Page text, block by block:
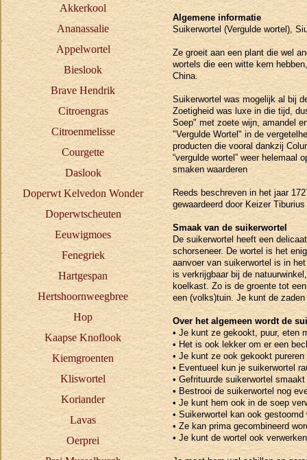
Algemene informatie
Suikerwortel (Vergulde wortel),
Ze groeit aan een plant die wel
wortels die een witte kern
China.
Suikerwortel was mogelijk al bij
Zoetigheid was luxe in die tijd,
Soep" met zoete wijn, amandel
"Vergulde Wortel" in de
producten die vooral dankzij
“vergulde wortel” weer helemaal
smaken waarderen
Reeds beschreven in het jaar
gewaardeerd door Keizer
Smaak van de suikerwortel
De suikerwortel heeft een
schorseneer. De wortel is het
aanvoer van suikerwortel is in
is verkrijgbaar bij de
koelkast. Zo is de groente tot
een (volks)tuin. Je kunt de
Over het algemeen wordt de
• Je kunt ze gekookt, puur, eten
• Het is ook lekker om er een
• Je kunt ze ook gekookt
• Eventueel kun je suikerwortel
• Gefrituurde suikerwortel
• Bestrooi de suikerwortel nog
• Je kunt hem ook in de soep
• Suikerwortel kan ook gestoomd
• Ze kan prima gecombineerd
• Je kunt de wortel ook
Akkerkool
Ananassalie
Appelwortel
Bieslook
Brave Hendrik
Citroengras
Citroenmelisse
Courgette
Daslook
Doperwt Kelvedon Wonder
Doperwtscheuten
Eeuwigmoes
Fenegriek
Hartgespan
Hertshoornweegbree
Hop
Kaapse Knoflook
Kiemgroenten
Kliswortel
Koriander
Lavas
Oerprei